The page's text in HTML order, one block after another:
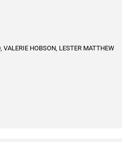
VALERIE HOBSON, LESTER MATTHEW